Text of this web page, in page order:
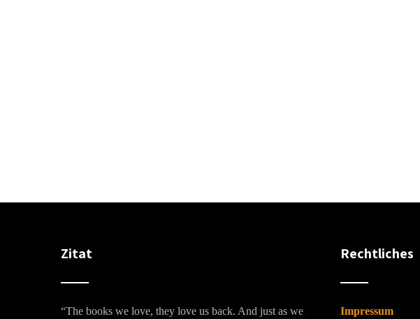
Zitat
“The books we love, they love us back. And just as we
Rechtliches
Impressum